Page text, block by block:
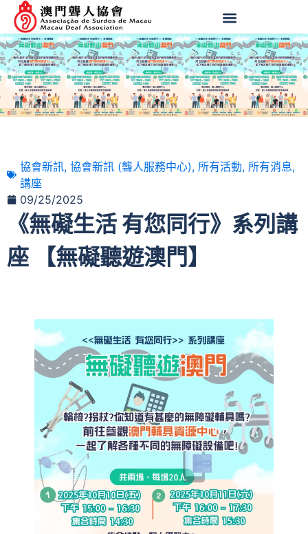
協會新訊, 協會新訊 (聾人服務中心), 所有活動, 所有消息,
講座
09/25/2025
《無礙生活 有您同行》系列講
座 【無礙聽遊澳門】